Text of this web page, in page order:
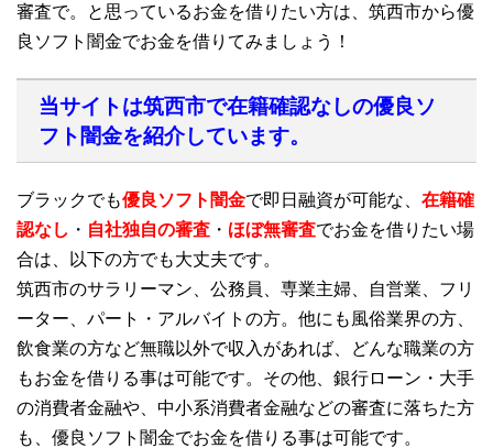
審査で。と思っているお金を借りたい方は、筑西市から優
良ソフト闇金でお金を借りてみましょう！
当サイトは筑西市で在籍確認なしの優良ソ
フト闇金を紹介しています。
ブラックでも優良ソフト闇金で即日融資が可能な、 在籍確
認なし ・ 自社独自の審査 ・ ほぼ無審査でお金を借りたい場
合は、以下の方でも大丈夫です。
筑西市のサラリーマン、公務員、専業主婦、自営業、フリ
ーター、パート・アルバイトの方。他にも風俗業界の方、
飲食業の方など無職以外で収入があれば、どんな職業の方
もお金を借りる事は可能です。その他、銀行ローン・大手
の消費者金融や、中小系消費者金融などの審査に落ちた方
も、優良ソフト闇金でお金を借りる事は可能です。